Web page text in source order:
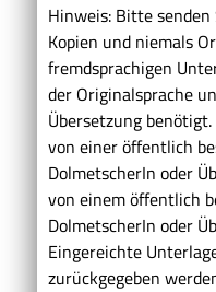
Hinweis: Bitte
Kopien und niemals
fremdsprachigen
der Originalsprache
Übersetzung
von einer öffentlich
DolmetscherIn oder
von einem öffentlich
DolmetscherIn oder
Eingereichte
zurückgegeben